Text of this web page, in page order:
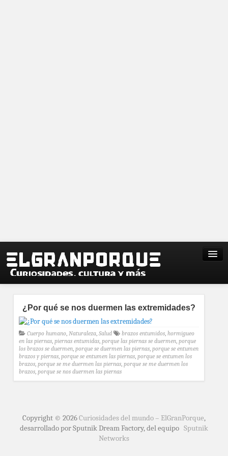
¿Por qué se nos duermen las extremidades?
Cuerpo humano, Naturaleza, Salud brazos entumidos, hormigueo
en las piernas, piernas entumidas, porque las piernas se duermen, porque
los brazos se duermen, porque se duermen las piernas, porque se entumen
brazos y piernas, porque se entumen las piernas, porque se entumen los
brazos, porque se me duermen las piernas, porque se me duermen los
brazos, porque se nos duermen las piernas
Copyright © 2026Curiosidades del mundo – ElGranPorque,
desarrollado por Sputnik Dream Factory, del equipo Sputnik
Networks